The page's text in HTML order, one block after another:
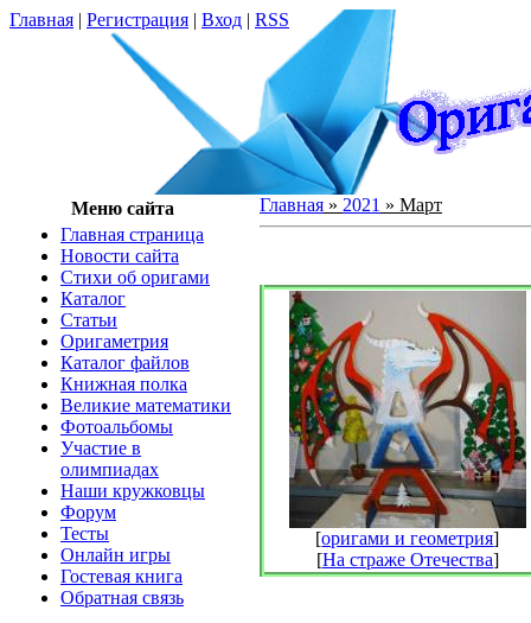
Главная | Регистрация | Вход | RSS
Меню сайта
Главная страница
Новости сайта
Cтихи об оригами
Каталог
Статьи
Оригаметрия
Каталог файлов
Книжная полка
Великие математики
Фотоальбомы
Участие в
олимпиадах
Наши кружковцы
Форум
Тесты
Онлайн игры
Гостевая книга
Обратная связь
Главная » 2021 » Март
[оригами и геометрия]
[На страже Отечества]